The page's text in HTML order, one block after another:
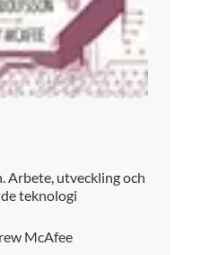
Arbete, utveckling och
teknologi
McAfee